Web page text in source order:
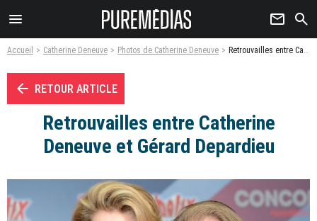
menu newsletter search
Accueil Catherine Deneuve Photos de Catherine Deneuve Retrouvailles entre Catherine Deneuve et Gérard Depardieu - Photo
arrow_left RETOUR ARTICLE
Retrouvailles entre Catherine
Deneuve et Gérard Depardieu